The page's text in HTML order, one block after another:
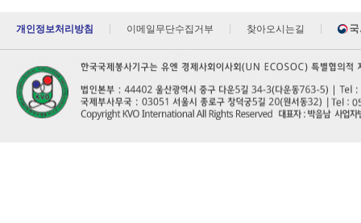
개인정보처리방침 이메일무단수집거부 찾아오시는길